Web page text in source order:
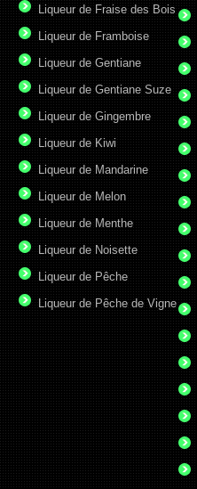
Liqueur de Fraise des Bois
Liqueur de Framboise
Liqueur de Gentiane
Liqueur de Gentiane Suze
Liqueur de Gingembre
Liqueur de Kiwi
Liqueur de Mandarine
Liqueur de Melon
Liqueur de Menthe
Liqueur de Noisette
Liqueur de Pêche
Liqueur de Pêche de Vigne